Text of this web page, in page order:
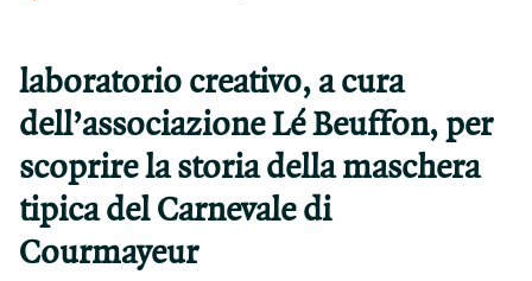
laboratorio creativo, a cura
dell’associazione Lé Beuffon, per
scoprire la storia della maschera
tipica del Carnevale di
Courmayeur